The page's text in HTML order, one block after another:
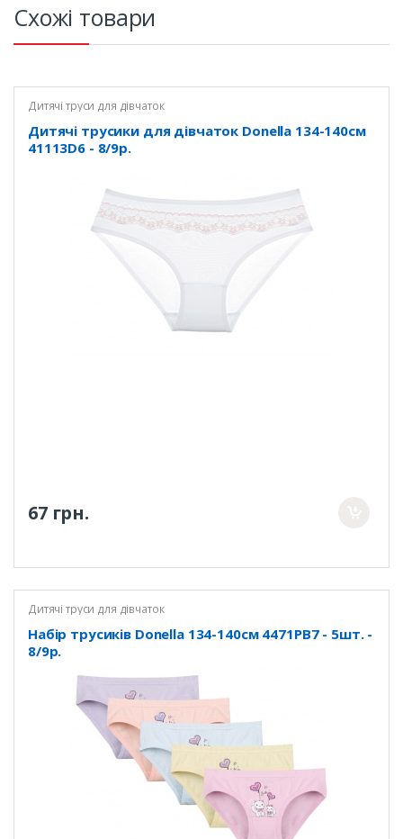
Схожі товари
Дитячі труси для дівчаток
Дитячі трусики для дівчаток Donella 134-140см
41113D6 - 8/9р.
67 грн.
Дитячі труси для дівчаток
Набір трусиків Donella 134-140см 4471PB7 - 5шт. -
8/9р.